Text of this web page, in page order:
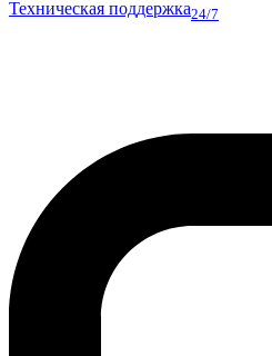
Техническая поддержка24/7